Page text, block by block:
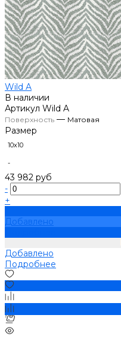
Wild A
В наличии
Артикул Wild A
Поверхность — Матовая
Размер
10х10
-
43 982 руб
-
+
Добавлено
Добавлено
Подробнее